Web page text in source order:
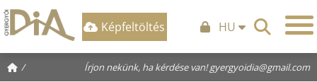
Képfeltöltés HU
/ Írjon nekünk, ha kérdése van!gyergyoidia@gmail.com